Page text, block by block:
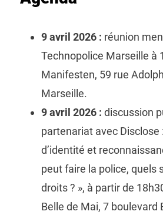
9 avril 2026 : réunion
Technopolice Marseille à
Manifesten, 59 rue
Marseille.
9 avril 2026 : discussion
partenariat avec Disclose
d’identité et
peut faire la police, quels
droits ? », à partir de
Belle de Mai, 7 boulevard